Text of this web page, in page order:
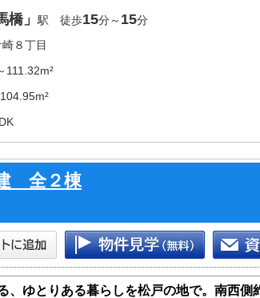
計自由度と構造用合板パネル工法の耐震性
震に強い家」を実現しました！
橋」 駅 徒歩15分～ 15分
８丁目
111.32m²
全２棟
、ゆとりある暮らしを松戸の地で。南西側